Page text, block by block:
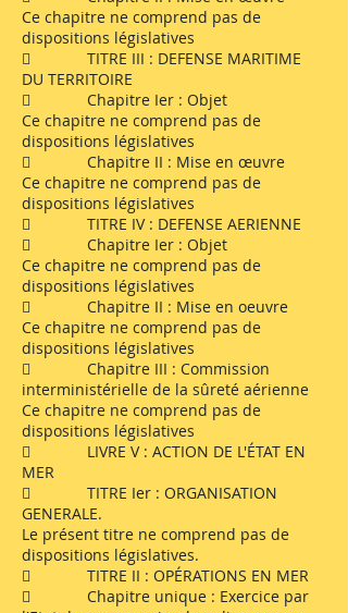
Ce chapitre ne comprend pas de
dispositions législatives
 TITRE III : DEFENSE MARITIME
DU TERRITOIRE
 Chapitre Ier : Objet
Ce chapitre ne comprend pas de
dispositions législatives
 Chapitre II : Mise en œuvre
Ce chapitre ne comprend pas de
dispositions législatives
 TITRE IV : DEFENSE AERIENNE
 Chapitre Ier : Objet
Ce chapitre ne comprend pas de
dispositions législatives
 Chapitre II : Mise en oeuvre
Ce chapitre ne comprend pas de
dispositions législatives
 Chapitre III : Commission
interministérielle de la sûreté aérienne
Ce chapitre ne comprend pas de
dispositions législatives
 LIVRE V : ACTION DE L'ÉTAT EN
MER
 TITRE Ier : ORGANISATION
GENERALE.
Le présent titre ne comprend pas de
dispositions législatives.
 TITRE II : OPÉRATIONS EN MER
 Chapitre unique : Exercice par